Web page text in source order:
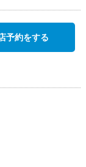
予約をする